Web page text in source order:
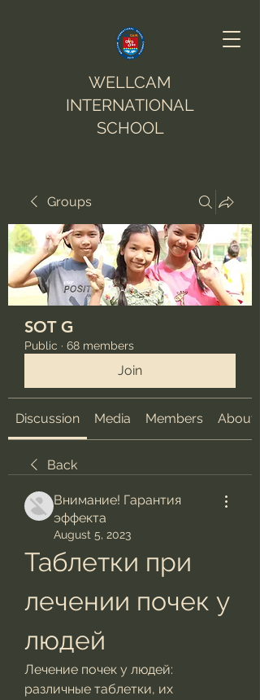
WELLCAM
INTERNATIONAL
SCHOOL
Groups
SOT G
Public · 68 members
Join
Discussion Media Members About
Back
Внимание! Гарантия
эффекта
August 5, 2023
Таблетки при
лечении почек у
людей
Лечение почек у людей:
различные таблетки, их